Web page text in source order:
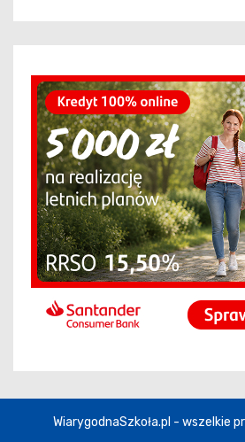
WiarygodnaSzkoła.pl - wszelkie